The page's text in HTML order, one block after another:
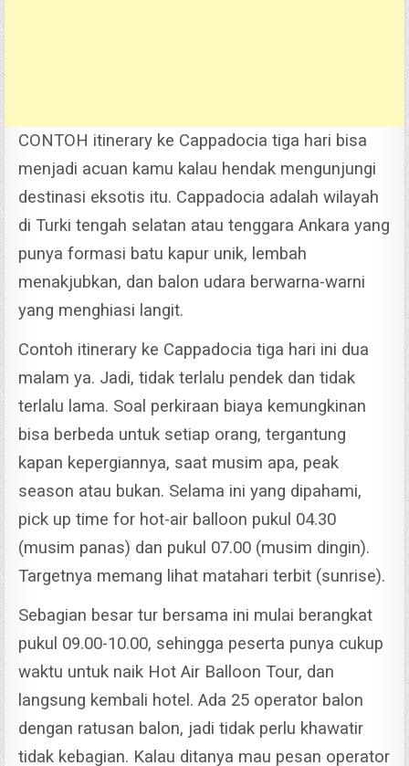
CONTOH itinerary ke Cappadocia tiga hari bisa
menjadi acuan kamu kalau hendak mengunjungi
destinasi eksotis itu. Cappadocia adalah wilayah
di Turki tengah selatan atau tenggara Ankara yang
punya formasi batu kapur unik, lembah
menakjubkan, dan balon udara berwarna-warni
yang menghiasi langit.
Contoh itinerary ke Cappadocia tiga hari ini dua
malam ya. Jadi, tidak terlalu pendek dan tidak
terlalu lama. Soal perkiraan biaya kemungkinan
bisa berbeda untuk setiap orang, tergantung
kapan kepergiannya, saat musim apa, peak
season atau bukan. Selama ini yang dipahami,
pick up time for hot-air balloon pukul 04.30
(musim panas) dan pukul 07.00 (musim dingin).
Targetnya memang lihat matahari terbit (sunrise).
Sebagian besar tur bersama ini mulai berangkat
pukul 09.00-10.00, sehingga peserta punya cukup
waktu untuk naik Hot Air Balloon Tour, dan
langsung kembali hotel. Ada 25 operator balon
dengan ratusan balon, jadi tidak perlu khawatir
tidak kebagian. Kalau ditanya mau pesan operator